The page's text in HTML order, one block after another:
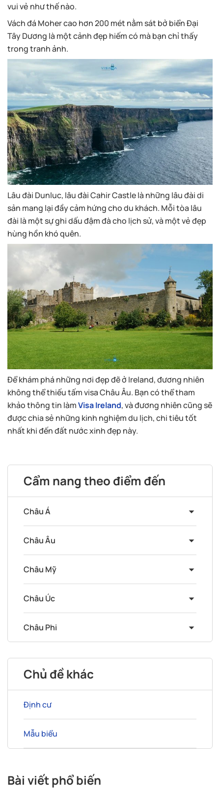
vui vẻ như thế nào.
Vách đá Moher cao hơn 200 mét nằm sát bở biển Đại
Tây Dương là một cảnh đẹp hiếm có mà bạn chỉ thấy
trong tranh ảnh.
Lâu đài Dunluc, lâu đài Cahir Castle là những lâu đài di
sản mang lại đầy cảm hứng cho du khách. Mỗi tòa lâu
đài là một sự ghi dấu đậm đà cho lịch sử, và một vẻ đẹp
hùng hồn khó quên.
Để khám phá những nơi đẹp đẽ ở Ireland, đương nhiên
không thể thiếu tấm visa Châu Âu. Bạn có thể tham
khảo thông tin làmVisa Ireland, và đương nhiên cũng sẽ
được chia sẻ những kinh nghiệm du lịch, chi tiêu tốt
nhất khi đến đất nước xinh đẹp này.
Cẩm nang theo điểm đến
Châu Á
Châu Âu
Châu Mỹ
Châu Úc
Châu Phi
Chủ đề khác
Định cư
Mẫu biểu
Bài viết phổ biến